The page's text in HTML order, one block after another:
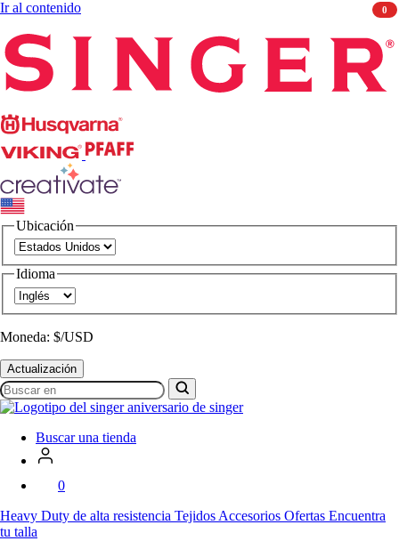
Ir al contenido
Husqvarna
Viking
PFAFF CREATIVATE
Ubicación
Idioma
Moneda: $/USD
Actualización
Buscar
en
SVP
WorldwideBuscar una tienda
0
Heavy Duty de alta resistencia Tejidos Accesorios Ofertas Encuentra
tu talla
0